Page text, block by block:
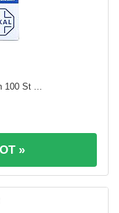
St ...
»